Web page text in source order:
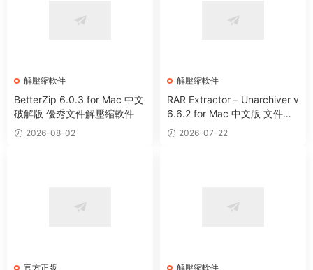
解壓縮軟件
BetterZip 6.0.3 for Mac 中文
破解版 優秀文件解壓縮軟件
2026-08-02
解壓縮軟件
RAR Extractor – Unarchiver v
6.6.2 for Mac 中文版 文件解
壓縮工具
2026-07-22
官方正版 解壓縮軟件